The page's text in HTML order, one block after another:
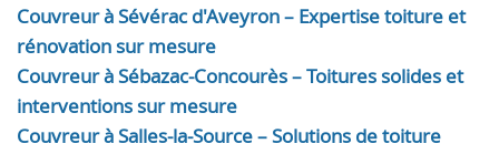
Couvreur à Sévérac d'Aveyron – Expertise toiture et
rénovation sur mesure
Couvreur à Sébazac-Concourès – Toitures solides et
interventions sur mesure
Couvreur à Salles-la-Source – Solutions de toiture